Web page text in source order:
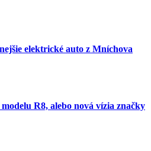
elektrické auto z Mníchova
R8, alebo nová vízia značky